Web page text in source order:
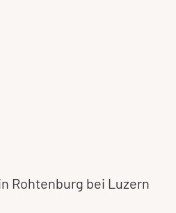
Rohtenburg bei Luzern